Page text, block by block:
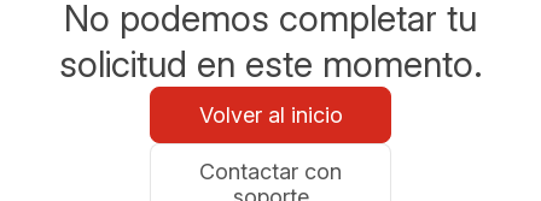
No podemos completar tu
solicitud en este momento.
Volver al inicio
Contactar con